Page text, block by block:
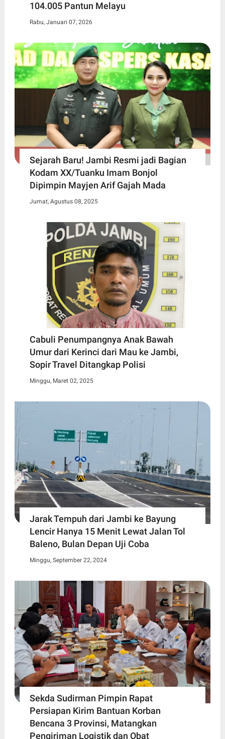
104.005 Pantun Melayu
Rabu, Januari 07, 2026
Sejarah Baru! Jambi Resmi jadi Bagian
Kodam XX/Tuanku Imam Bonjol
Dipimpin Mayjen Arif Gajah Mada
Jumat, Agustus 08, 2025
Cabuli Penumpangnya Anak Bawah
Umur dari Kerinci dari Mau ke Jambi,
Sopir Travel Ditangkap Polisi
Minggu, Maret 02, 2025
Jarak Tempuh dari Jambi ke Bayung
Lencir Hanya 15 Menit Lewat Jalan Tol
Baleno, Bulan Depan Uji Coba
Minggu, September 22, 2024
Sekda Sudirman Pimpin Rapat
Persiapan Kirim Bantuan Korban
Bencana 3 Provinsi, Matangkan
Pengiriman Logistik dan Obat